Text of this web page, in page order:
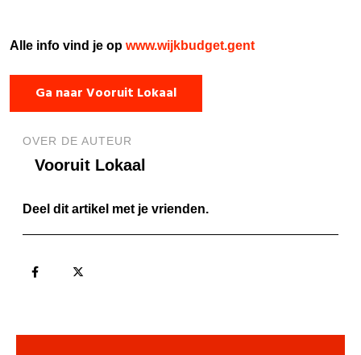
Alle info vind je op www.wijkbudget.gent
Ga naar Vooruit Lokaal
OVER DE AUTEUR
Vooruit Lokaal
Deel dit artikel met je vrienden.